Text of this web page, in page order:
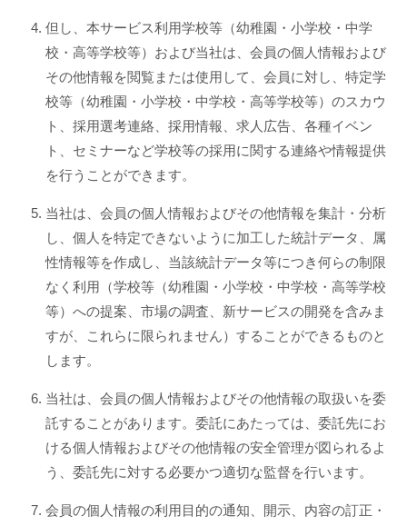
但し、本サービス利用学校等（幼稚園・小学校・中学
校・高等学校等）および当社は、会員の個人情報および
その他情報を閲覧または使用して、会員に対し、特定学
校等（幼稚園・小学校・中学校・高等学校等）のスカウ
ト、採用選考連絡、採用情報、求人広告、各種イベン
ト、セミナーなど学校等の採用に関する連絡や情報提供
を行うことができます。
当社は、会員の個人情報およびその他情報を集計・分析
し、個人を特定できないように加工した統計データ、属
性情報等を作成し、当該統計データ等につき何らの制限
なく利用（学校等（幼稚園・小学校・中学校・高等学校
等）への提案、市場の調査、新サービスの開発を含みま
すが、これらに限られません）することができるものと
します。
当社は、会員の個人情報およびその他情報の取扱いを委
託することがあります。委託にあたっては、委託先にお
ける個人情報およびその他情報の安全管理が図られるよ
う、委託先に対する必要かつ適切な監督を行います。
会員の個人情報の利用目的の通知、開示、内容の訂正・